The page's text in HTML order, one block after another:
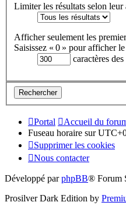
Limiter les résultats selon leur
Afficher seulement les
Saisissez « 0 » pour afficher
caractères des
Portal
Accueil du
Fuseau horaire sur
Supprimer les cookies
Nous contacter
Développé parphpBB® Forum
Prosilver Dark Edition by